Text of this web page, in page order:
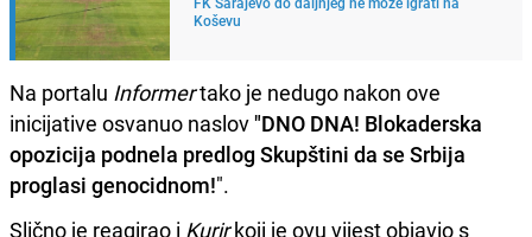
Koševu
Na portalu Informertako je nedugo nakon ove
inicijative osvanuo naslov"DNO DNA! Blokaderska
opozicija podnela predlog Skupštini da se Srbija
proglasi genocidnom!".
Slično je reagirao i Kurirkoji je ovu vijest objavio s